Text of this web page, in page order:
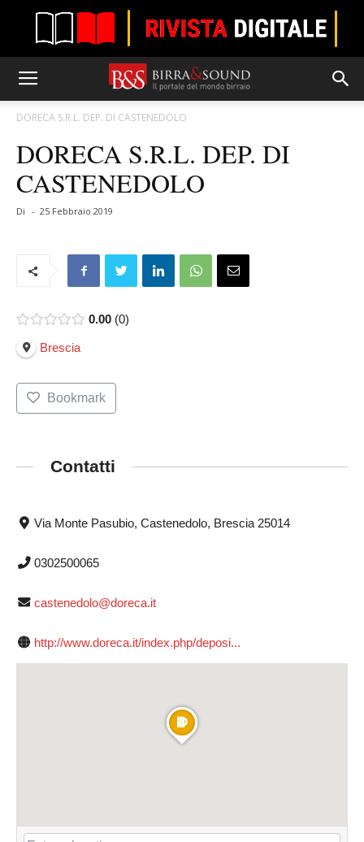
DORECA S.R.L. DEP. DI CASTENEDOLO
DORECA S.R.L. DEP. DI
CASTENEDOLO
Di - 25 Febbraio 2019
0.00 0
Brescia
Bookmark
Contatti
Via Monte Pasubio, Castenedolo, Brescia 25014
0302500065
castenedolo@doreca.it
http://www.doreca.it/index.php/deposi...